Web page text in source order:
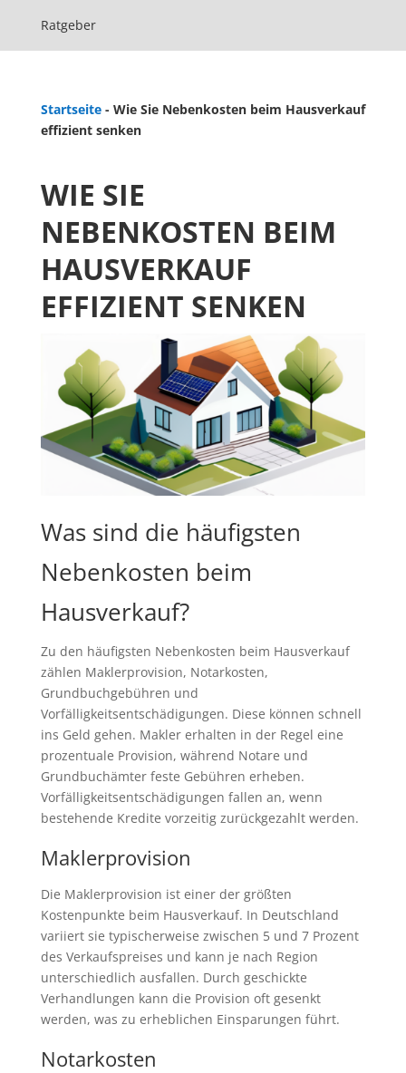
Ratgeber
Startseite- Wie Sie Nebenkosten beim Hausverkauf
effizient senken
WIE SIE
NEBENKOSTEN BEIM
HAUSVERKAUF
EFFIZIENT SENKEN
Was sind die häufigsten
Nebenkosten beim
Hausverkauf?
Zu den häufigsten Nebenkosten beim Hausverkauf
zählen Maklerprovision, Notarkosten,
Grundbuchgebühren und
Vorfälligkeitsentschädigungen. Diese können schnell
ins Geld gehen. Makler erhalten in der Regel eine
prozentuale Provision, während Notare und
Grundbuchämter feste Gebühren erheben.
Vorfälligkeitsentschädigungen fallen an, wenn
bestehende Kredite vorzeitig zurückgezahlt werden.
Maklerprovision
Die Maklerprovision ist einer der größten
Kostenpunkte beim Hausverkauf. In Deutschland
variiert sie typischerweise zwischen 5 und 7 Prozent
des Verkaufspreises und kann je nach Region
unterschiedlich ausfallen. Durch geschickte
Verhandlungen kann die Provision oft gesenkt
werden, was zu erheblichen Einsparungen führt.
Notarkosten